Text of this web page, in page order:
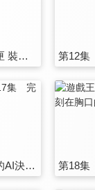
第11集 轟鳴的彈匣 裝彈槍管龍
第17集 完美無缺的AI決鬥者 第18集